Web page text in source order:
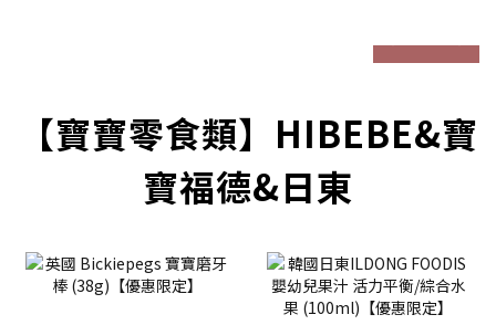
【寶寶零食類】HIBEBE&寶
寶福德&日東